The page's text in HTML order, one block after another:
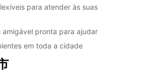
para atender às suas
amigável pronta para ajudar
em toda a cidade